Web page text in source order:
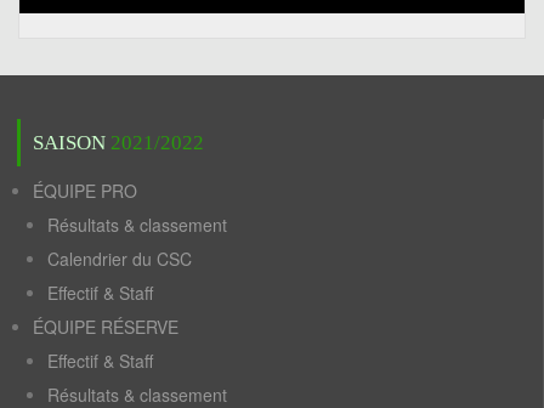
SAISON 2021/2022
ÉQUIPE PRO
Résultats & classement
Calendrier du CSC
Effectif & Staff
ÉQUIPE RÉSERVE
Effectif & Staff
Résultats & classement